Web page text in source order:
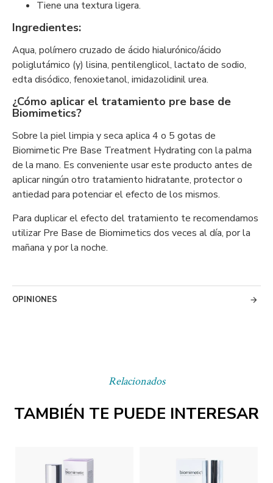
Relacionados
TAMBIÉN TE PUEDE INTERESAR
Tiene una textura ligera.
Ingredientes:
Aqua, polímero cruzado de ácido hialurónico/ácido
poliglutámico (y) lisina, pentilenglicol, lactato de sodio,
edta disódico, fenoxietanol, imidazolidinil urea.
¿Cómo aplicar el tratamiento pre base de
Biomimetics?
Sobre la piel limpia y seca aplica 4 o 5 gotas de
Biomimetic Pre Base Treatment Hydrating con la palma
de la mano. Es conveniente usar este producto antes de
aplicar ningún otro tratamiento hidratante, protector o
antiedad para potenciar el efecto de los mismos.
Para duplicar el efecto del tratamiento te recomendamos
utilizar Pre Base de Biomimetics dos veces al día, por la
mañana y por la noche.
OPINIONES